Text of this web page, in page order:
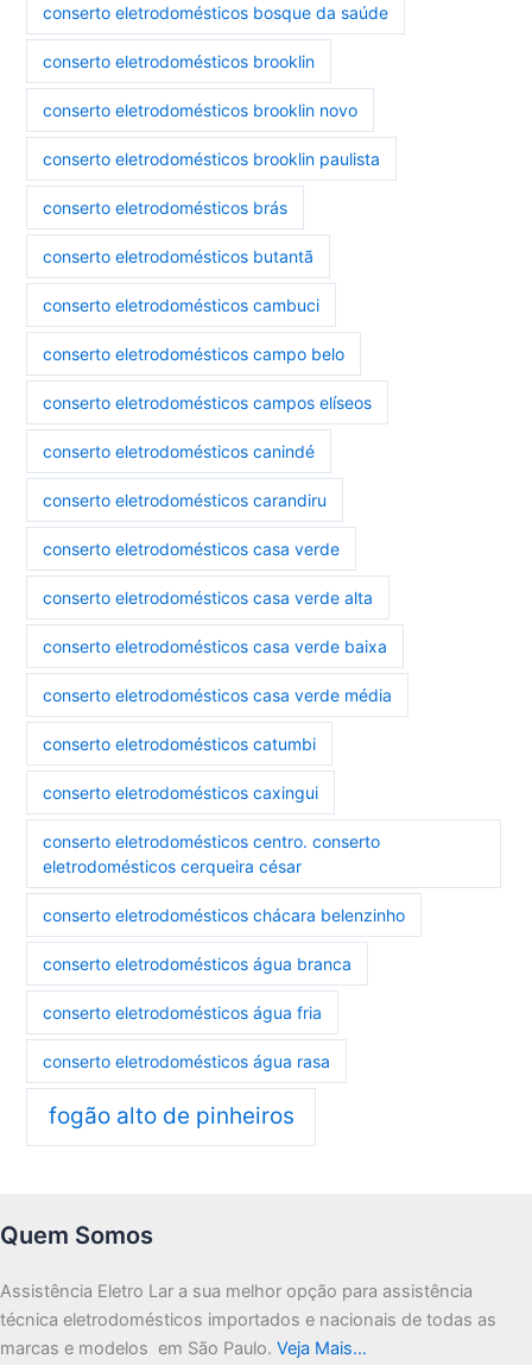
conserto eletrodomésticos bosque da saúde
conserto eletrodomésticos brooklin
conserto eletrodomésticos brooklin novo
conserto eletrodomésticos brooklin paulista
conserto eletrodomésticos brás
conserto eletrodomésticos butantã
conserto eletrodomésticos cambuci
conserto eletrodomésticos campo belo
conserto eletrodomésticos campos elíseos
conserto eletrodomésticos canindé
conserto eletrodomésticos carandiru
conserto eletrodomésticos casa verde
conserto eletrodomésticos casa verde alta
conserto eletrodomésticos casa verde baixa
conserto eletrodomésticos casa verde média
conserto eletrodomésticos catumbi
conserto eletrodomésticos caxingui
conserto eletrodomésticos centro. conserto
eletrodomésticos cerqueira césar
conserto eletrodomésticos chácara belenzinho
conserto eletrodomésticos água branca
conserto eletrodomésticos água fria
conserto eletrodomésticos água rasa
fogão alto de pinheiros
Quem Somos
Assistência Eletro Lar a sua melhor opção para assistência
técnica eletrodomésticos importados e nacionais de todas as
marcas e modelos em São Paulo. Veja Mais…